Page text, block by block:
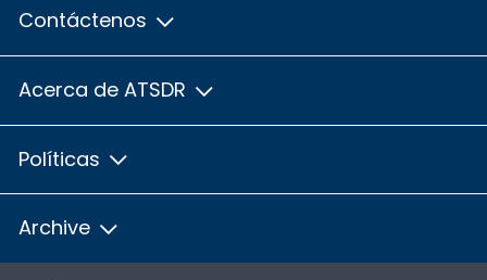
Contáctenos
Acerca de ATSDR
Políticas
Archive